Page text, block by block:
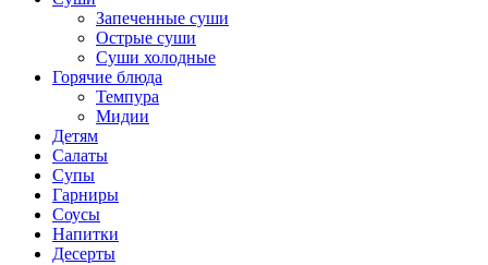
Запеченные суши
Острые суши
Суши холодные
Горячие блюда
Темпура
Мидии
Детям
Салаты
Супы
Гарниры
Соусы
Напитки
Десерты